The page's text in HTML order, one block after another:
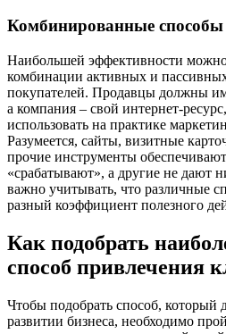
Комбинированные способы
Наибольшей эффективности
комбинации активных и
покупателей. Продавцы должны
а компания – свой интернет-
использовать на практике
Разумеется, сайты, визитные
прочие инструменты
«срабатывают», а другие не дают
важно учитывать, что различные
разный коэффициент полезного
Как подобрать
способ привлечения
Чтобы подобрать способ, который
развитии бизнеса, необходимо